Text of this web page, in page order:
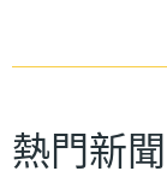
熱門新聞